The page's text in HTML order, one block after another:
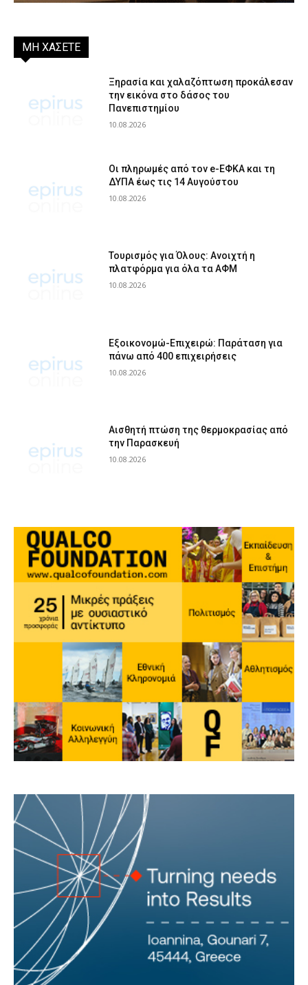
ΜΗ ΧΑΣΕΤΕ
Ξηρασία και χαλαζόπτωση προκάλεσαν
την εικόνα στο δάσος του
Πανεπιστημίου
10.08.2026
Οι πληρωμές από τον e-ΕΦΚΑ και τη
ΔΥΠΑ έως τις 14 Αυγούστου
10.08.2026
Τουρισμός για Όλους: Ανοιχτή η
πλατφόρμα για όλα τα ΑΦΜ
10.08.2026
Εξοικονομώ-Επιχειρώ: Παράταση για
πάνω από 400 επιχειρήσεις
10.08.2026
Αισθητή πτώση της θερμοκρασίας από
την Παρασκευή
10.08.2026